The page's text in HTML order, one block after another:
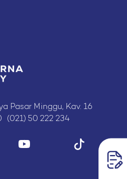
Pasar Minggu, Kav. 16
(021) 50 222 234